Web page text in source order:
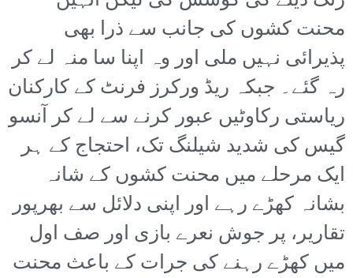
محنت کشوں کی جانب سے ذرا بھی
پذیرائی نہیں ملی اور وہ اپنا سا منہ لے کر
رہ گئے۔ جبکہ ریڈ ورکرز فرنٹ کے کارکنان
ریاستی رکاوٹیں عبور کرنے سے لے کر آنسو
گیس کی شدید شیلنگ تک، احتجاج کے ہر
ایک مرحلے میں محنت کشوں کے شانہ
بشانہ کھڑے رہے اور اپنی دلائل سے بھرپور
تقاریر، پر جوش نعرے بازی اور صف اول
میں کھڑے رہنے کی جرات کے باعث محنت